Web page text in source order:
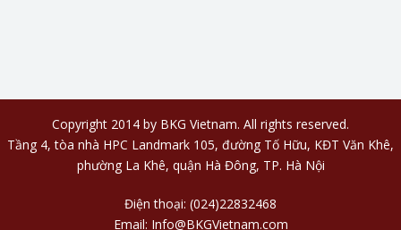
Copyright 2014 by BKG Vietnam. All rights reserved.
Tầng 4, tòa nhà HPC Landmark 105, đường Tố Hữu, KĐT Văn Khê,
phường La Khê, quận Hà Đông, TP. Hà Nội
Điện thoại: (024)22832468
Email: Info@BKGVietnam.com